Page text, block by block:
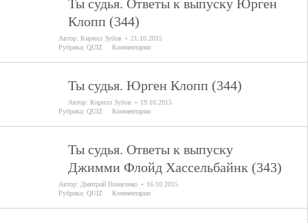
Ты судья. Ответы к выпуску Юрген
Клопп (344)
Автор: Кирилл Зубов
21.10.2015
Рубрика: QUIZ Комментарии
Ты судья. Юрген Клопп (344)
Автор: Кирилл Зубов
19.10.2015
Рубрика: QUIZ Комментарии
Ты судья. Ответы к выпуску
Джимми Флойд Хассельбайнк (343)
Автор: Дмитрий Понасенко
16.10.2015
Рубрика: QUIZ Комментарии